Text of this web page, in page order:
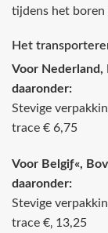
tijdens het boren
Het
Voor Nederland,
daaronder:
Stevige
trace € 6,75
Voor Belgiƒ«,
daaronder:
Stevige
trace €‚ 13,25